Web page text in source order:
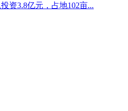
资3.8亿元，占地102亩...